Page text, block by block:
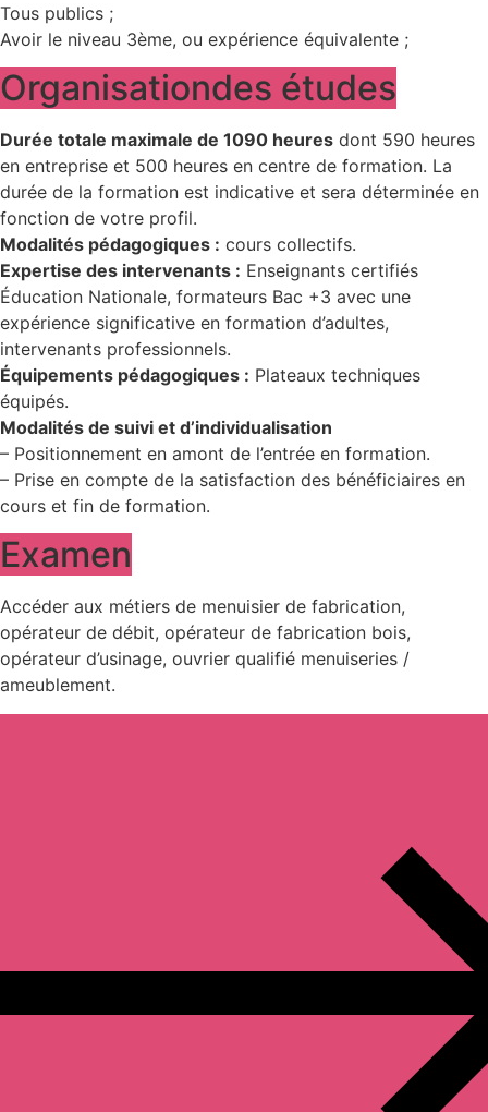
Tous publics ;
Avoir le niveau 3ème, ou expérience équivalente ;
Organisationdes études
Durée totale maximale de 1090 heures dont 590 heures
en entreprise et 500 heures en centre de formation. La
durée de la formation est indicative et sera déterminée en
fonction de votre profil.
Modalités pédagogiques : cours collectifs.
Expertise des intervenants : Enseignants certifiés
Éducation Nationale, formateurs Bac +3 avec une
expérience significative en formation d’adultes,
intervenants professionnels.
Équipements pédagogiques : Plateaux techniques
équipés.
Modalités de suivi et d’individualisation
– Positionnement en amont de l’entrée en formation.
– Prise en compte de la satisfaction des bénéficiaires en
cours et fin de formation.
Examen
Accéder aux métiers de menuisier de fabrication,
opérateur de débit, opérateur de fabrication bois,
opérateur d’usinage, ouvrier qualifié menuiseries /
ameublement.